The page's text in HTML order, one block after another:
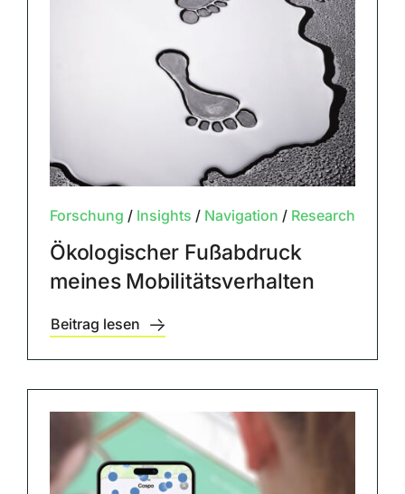
Forschung / Insights / Navigation / Research
Ökologischer Fußabdruck
meines Mobilitätsverhalten
Beitrag lesen